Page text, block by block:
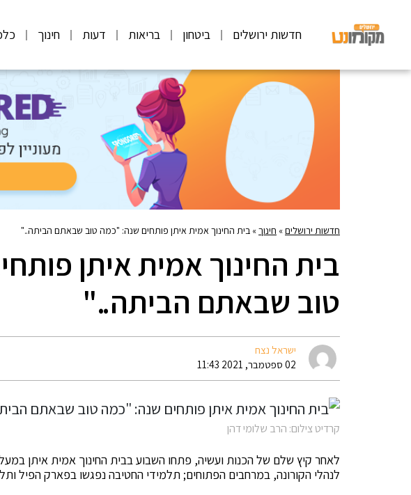
חדשות ירושלים ביטחון בריאות דעות חינוך
חדשות ירושלים» חינוך» בית החינוך אמית איתן פותחים שנה: "כמה טוב שבאתם הביתה.."
בית החינוך אמית איתן
טוב שבאתם הביתה.."
ישראל נצח
02 ספטמבר, 2021 11:43
קרדיט צילום: הרב שלומי דהן
לאחר קיץ שלם של הכנות ועשיה, פתחו השבוע בבית החינוך אמית איתן
לנהלי הקורונה, במרחבים הפתוחים; תלמידי החטיבה נפגשו בפארק הפיל